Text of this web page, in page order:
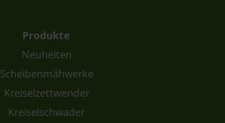
Produkte
Neuheiten
Scheibenmähwerke
Kreiselzettwender
Kreiselschwader